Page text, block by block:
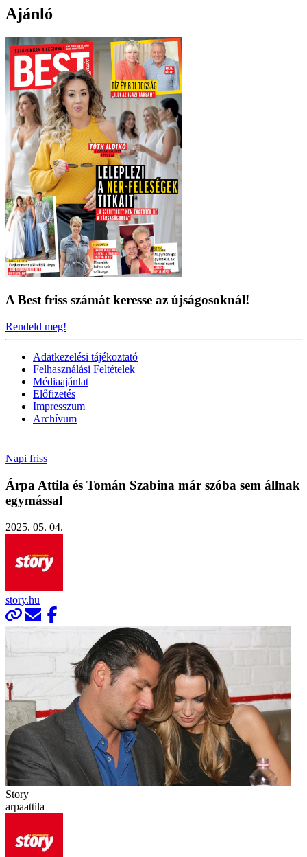
Ajánló
A Best friss számát keresse az újságosoknál!
Rendeld meg!
Adatkezelési tájékoztató
Felhasználási Feltételek
Médiaajánlat
Előfizetés
Impresszum
Archívum
Napi friss
Árpa Attila és Tomán Szabina már szóba sem állnak
egymással
2025. 05. 04.
story.hu
Story
arpaattila